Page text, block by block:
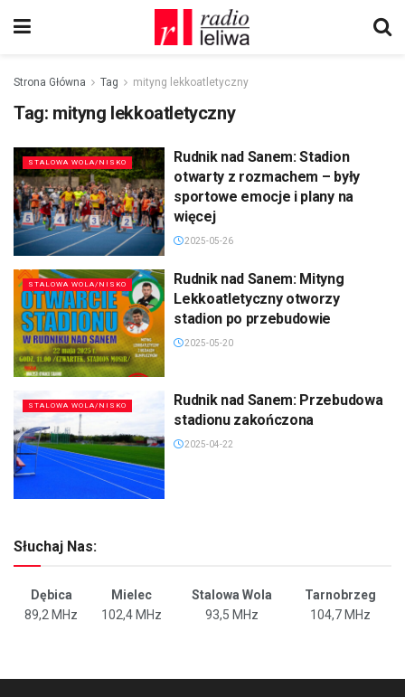
Strona Główna Tag mityng lekkoatletyczny
Tag: mityng lekkoatletyczny
STALOWA WOLA/NISKO
Rudnik nad Sanem: Stadion
otwarty z rozmachem – były
sportowe emocje i plany na
więcej
2025-05-26
STALOWA WOLA/NISKO
Rudnik nad Sanem: Mityng
Lekkoatletyczny otworzy
stadion po przebudowie
2025-05-20
STALOWA WOLA/NISKO
Rudnik nad Sanem: Przebudowa
stadionu zakończona
2025-04-22
Słuchaj Nas:
Dębica Mielec Stalowa Wola
Tarnobrzeg
89,2 MHz
102,4 MHz 93,5 MHz 104,7 MHz